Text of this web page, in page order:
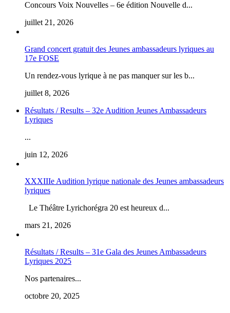
Concours Voix Nouvelles – 6e édition Nouvelle d...
juillet 21, 2026
Grand concert gratuit des Jeunes ambassadeurs lyriques au
17e FOSE
Un rendez-vous lyrique à ne pas manquer sur les b...
juillet 8, 2026
Résultats / Results – 32e Audition Jeunes Ambassadeurs
Lyriques
...
juin 12, 2026
XXXIIIe Audition lyrique nationale des Jeunes ambassadeurs
lyriques
Le Théâtre Lyrichorégra 20 est heureux d...
mars 21, 2026
Résultats / Results – 31e Gala des Jeunes Ambassadeurs
Lyriques 2025
Nos partenaires...
octobre 20, 2025